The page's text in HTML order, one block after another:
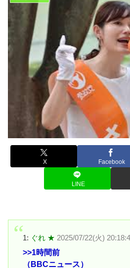
X Facebook
LINE
1: ぐれ ★ 2025/07/22(火)
>>1時間前
（BBCニュース）